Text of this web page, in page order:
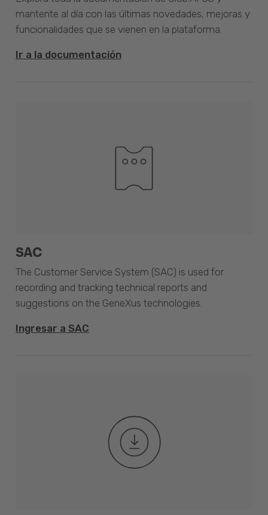
mantente al día con las últimas novedades, mejoras y
funcionalidades que se vienen en la plataforma.
Ir a la documentación
SAC
The Customer Service System (SAC) is used for
recording and tracking technical reports and
suggestions on the GeneXus technologies.
Ingresar a SAC